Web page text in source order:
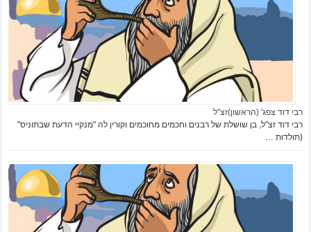
רבי דוד צפג' (הראשון)זצ"ל
רבי דוד זצ"ל, בן שושלת של רבנים וחכמים מחוכמים וקורין לה "מנקיי הדעת שבתוניס"
(תולדות …